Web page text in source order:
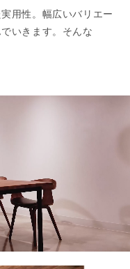
用性。幅広いバリエー
いきます。そんな